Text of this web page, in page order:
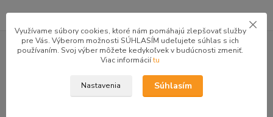
GOOGLE RECENZIE ZÁKAZNÍKOV
4.9 ★★★★★
47 recenzií · Google
Využívame súbory cookies, ktoré nám pomáhajú zlepšovať služby
pre Vás. Výberom možnosti SÚHLASÍM udeľujete súhlas s ich
používaním. Svoj výber môžete kedykoľvek v budúcnosti zmeniť.
Viac informáciítu
Nastavenia Súhlasím